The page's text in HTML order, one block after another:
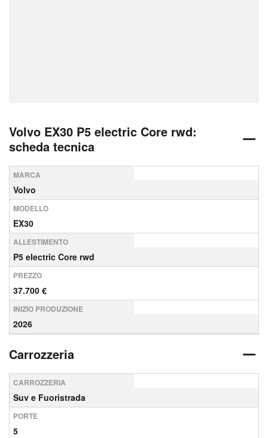
Volvo EX30 P5 electric Core rwd:
scheda tecnica
MARCA
Volvo
MODELLO
EX30
ALLESTIMENTO
P5 electric Core rwd
PREZZO
37.700 €
INIZIO PRODUZIONE
2026
Carrozzeria
CARROZZERIA
Suv e Fuoristrada
PORTE
5